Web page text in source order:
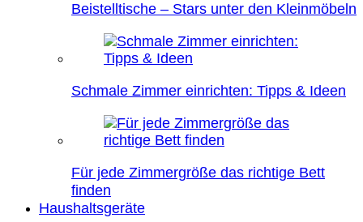
Beistelltische – Stars unter den Kleinmöbeln
Schmale Zimmer einrichten: Tipps & Ideen
Für jede Zimmergröße das richtige Bett
finden
Haushaltsgeräte